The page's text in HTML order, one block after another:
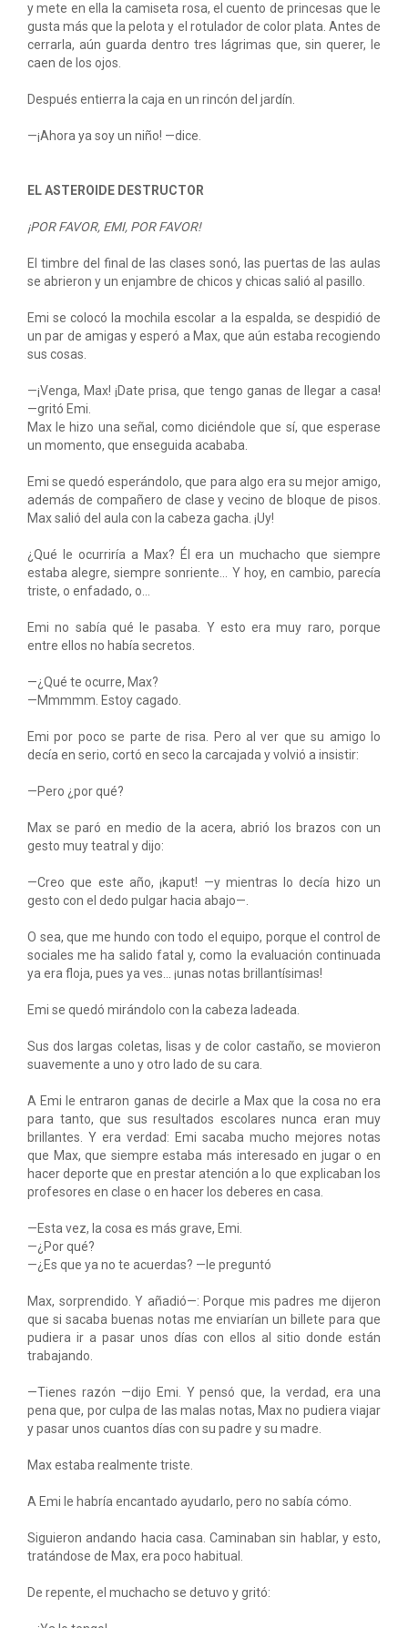
y mete en ella la camiseta rosa, el cuento de princesas que le
gusta más que la pelota y el rotulador de color plata. Antes de
cerrarla, aún guarda dentro tres lágrimas que, sin querer, le
caen de los ojos.
Después entierra la caja en un rincón del jardín.
—¡Ahora ya soy un niño! —dice.
EL ASTEROIDE DESTRUCTOR
¡POR FAVOR, EMI, POR FAVOR!
El timbre del final de las clases sonó, las puertas de las aulas
se abrieron y un enjambre de chicos y chicas salió al pasillo.
Emi se colocó la mochila escolar a la espalda, se despidió de
un par de amigas y esperó a Max, que aún estaba recogiendo
sus cosas.
—¡Venga, Max! ¡Date prisa, que tengo ganas de llegar a casa!
—gritó Emi.
Max le hizo una señal, como diciéndole que sí, que esperase
un momento, que enseguida acababa.
Emi se quedó esperándolo, que para algo era su mejor amigo,
además de compañero de clase y vecino de bloque de pisos.
Max salió del aula con la cabeza gacha. ¡Uy!
¿Qué le ocurriría a Max? Él era un muchacho que siempre
estaba alegre, siempre sonriente... Y hoy, en cambio, parecía
triste, o enfadado, o...
Emi no sabía qué le pasaba. Y esto era muy raro, porque
entre ellos no había secretos.
—¿Qué te ocurre, Max?
—Mmmmm. Estoy cagado.
Emi por poco se parte de risa. Pero al ver que su amigo lo
decía en serio, cortó en seco la carcajada y volvió a insistir:
—Pero ¿por qué?
Max se paró en medio de la acera, abrió los brazos con un
gesto muy teatral y dijo:
—Creo que este año, ¡kaput! —y mientras lo decía hizo un
gesto con el dedo pulgar hacia abajo—.
O sea, que me hundo con todo el equipo, porque el control de
sociales me ha salido fatal y, como la evaluación continuada
ya era floja, pues ya ves... ¡unas notas brillantísimas!
Emi se quedó mirándolo con la cabeza ladeada.
Sus dos largas coletas, lisas y de color castaño, se movieron
suavemente a uno y otro lado de su cara.
A Emi le entraron ganas de decirle a Max que la cosa no era
para tanto, que sus resultados escolares nunca eran muy
brillantes. Y era verdad: Emi sacaba mucho mejores notas
que Max, que siempre estaba más interesado en jugar o en
hacer deporte que en prestar atención a lo que explicaban los
profesores en clase o en hacer los deberes en casa.
—Esta vez, la cosa es más grave, Emi.
—¿Por qué?
—¿Es que ya no te acuerdas? —le preguntó
Max, sorprendido. Y añadió—: Porque mis padres me dijeron
que si sacaba buenas notas me enviarían un billete para que
pudiera ir a pasar unos días con ellos al sitio donde están
trabajando.
—Tienes razón —dijo Emi. Y pensó que, la verdad, era una
pena que, por culpa de las malas notas, Max no pudiera viajar
y pasar unos cuantos días con su padre y su madre.
Max estaba realmente triste.
A Emi le habría encantado ayudarlo, pero no sabía cómo.
Siguieron andando hacia casa. Caminaban sin hablar, y esto,
tratándose de Max, era poco habitual.
De repente, el muchacho se detuvo y gritó: